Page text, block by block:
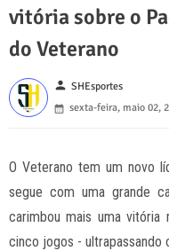
vitória sobre o
do Veterano
person SHEsportes
sexta-feira, maio 02,
O Veterano tem um novo
segue com uma grande
carimbou mais uma
cinco jogos - ultrapassando